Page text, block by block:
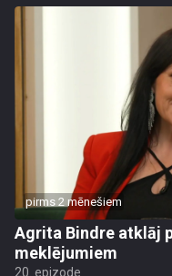
pirms 2 mēnešiem
Agrita Bindre atklāj
meklējumiem
20. epizode